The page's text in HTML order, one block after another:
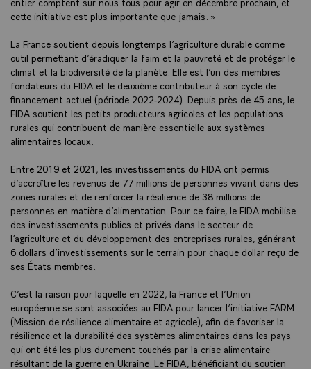
cette initiative est plus importante que jamais. »
La France soutient depuis longtemps l’agriculture durable comme
outil permettant d’éradiquer la faim et la pauvreté et de protéger le
climat et la biodiversité de la planète. Elle est l’un des membres
fondateurs du FIDA et le deuxième contributeur à son cycle de
financement actuel (période 2022-2024). Depuis près de 45 ans, le
FIDA soutient les petits producteurs agricoles et les populations
rurales qui contribuent de manière essentielle aux systèmes
alimentaires locaux.
Entre 2019 et 2021, les investissements du FIDA ont permis
d’accroître les revenus de 77 millions de personnes vivant dans des
zones rurales et de renforcer la résilience de 38 millions de
personnes en matière d’alimentation. Pour ce faire, le FIDA mobilise
des investissements publics et privés dans le secteur de
l’agriculture et du développement des entreprises rurales, générant
6 dollars d’investissements sur le terrain pour chaque dollar reçu de
ses États membres.
C’est la raison pour laquelle en 2022, la France et l’Union
européenne se sont associées au FIDA pour lancer l’initiative FARM
(Mission de résilience alimentaire et agricole), afin de favoriser la
résilience et la durabilité des systèmes alimentaires dans les pays
qui ont été les plus durement touchés par la crise alimentaire
résultant de la guerre en Ukraine. Le FIDA, bénéficiant du soutien